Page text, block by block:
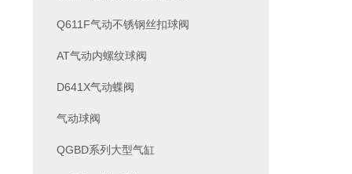
Q611F气动不锈钢丝扣球阀
AT气动内螺纹球阀
D641X气动蝶阀
气动球阀
QGBD系列大型气缸